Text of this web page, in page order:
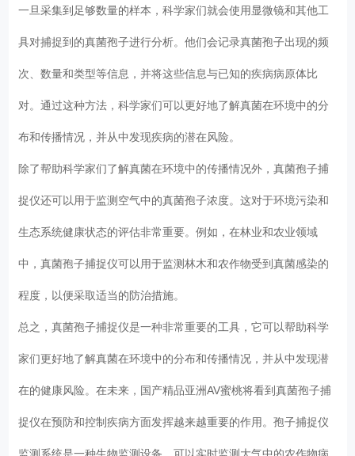
一旦采集到足够数量的样本，科学家们就会使用显微镜和其他工
具对捕捉到的真菌孢子进行分析。他们会记录真菌孢子出现的频
次、数量和类型等信息，并将这些信息与已知的疾病病原体比
对。通过这种方法，科学家们可以更好地了解真菌在环境中的分
布和传播情况，并从中发现疾病的潜在风险。
除了帮助科学家们了解真菌在环境中的传播情况外，真菌孢子捕
捉仪还可以用于监测空气中的真菌孢子浓度。这对于环境污染和
生态系统健康状态的评估非常重要。例如，在林业和农业领域
中，真菌孢子捕捉仪可以用于监测林木和农作物受到真菌感染的
程度，以便采取适当的防治措施。
总之，真菌孢子捕捉仪是一种非常重要的工具，它可以帮助科学
家们更好地了解真菌在环境中的分布和传播情况，并从中发现潜
在的健康风险。在未来，国产精品亚洲AV蜜桃将看到真菌孢子捕
捉仪在预防和控制疾病方面发挥越来越重要的作用。孢子捕捉仪
监测系统是一种生物监测设备，可以实时监测大气中的农作物病